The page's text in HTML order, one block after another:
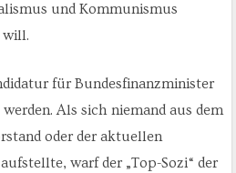
und Kommunismus
will.
für Bundesfinanzminister
Als sich niemand aus dem
oder der aktuellen
warf der „Top-Sozi“ der